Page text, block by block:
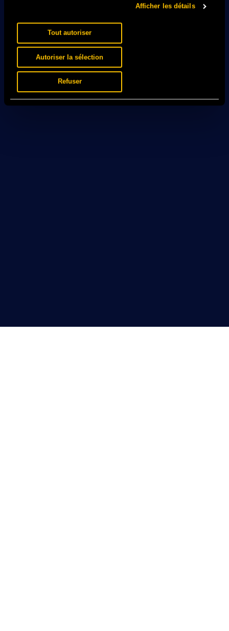
Afficher les détails
Tout autoriser
Autoriser la sélection
Refuser